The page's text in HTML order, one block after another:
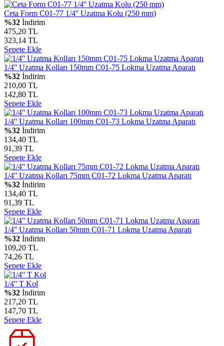
Ceta Form C01-77 1/4'' Uzatma Kolu (250 mm)
%32 İndirim
475,20 TL
323,14 TL
Sepete Ekle
1/4'' Uzatma Kolları 150mm C01-75 Lokma Uzatma Aparatı
%32 İndirim
210,00 TL
142,80 TL
Sepete Ekle
1/4'' Uzatma Kolları 100mm C01-73 Lokma Uzatma Aparatı
%32 İndirim
134,40 TL
91,39 TL
Sepete Ekle
1/4'' Uzatma Kolları 75mm C01-72 Lokma Uzatma Aparatı
%32 İndirim
134,40 TL
91,39 TL
Sepete Ekle
1/4'' Uzatma Kolları 50mm C01-71 Lokma Uzatma Aparatı
%32 İndirim
109,20 TL
74,26 TL
Sepete Ekle
1/4'' T Kol
%32 İndirim
217,20 TL
147,70 TL
Sepete Ekle